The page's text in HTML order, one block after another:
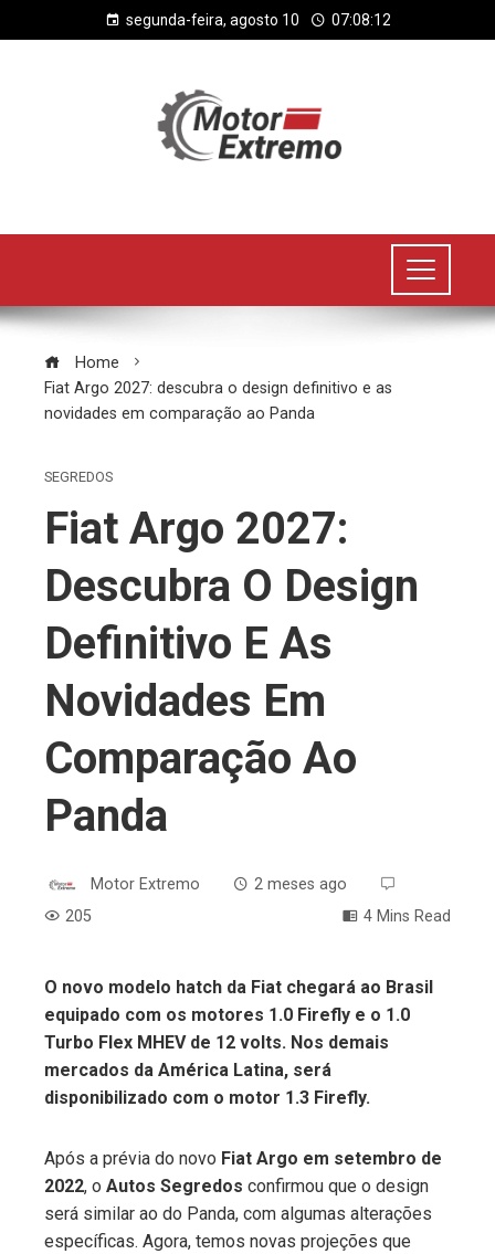
segunda-feira, agosto 10 07:08:12
Home
Fiat Argo 2027: descubra o design definitivo e as
novidades em comparação ao Panda
SEGREDOS
Fiat Argo 2027:
Descubra O Design
Definitivo E As
Novidades Em
Comparação Ao
Panda
Motor Extremo
2 meses ago
205
4 Mins Read
O novo modelo hatch da Fiat chegará ao Brasil
equipado com os motores 1.0 Firefly e o 1.0
Turbo Flex MHEV de 12 volts. Nos demais
mercados da América Latina, será
disponibilizado com o motor 1.3 Firefly.
Após a prévia do novo Fiat Argo em setembro de
2022, o Autos Segredos confirmou que o design
será similar ao do Panda, com algumas alterações
específicas. Agora, temos novas projeções que